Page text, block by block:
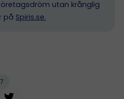
utan krånglig
på Spiris.se.